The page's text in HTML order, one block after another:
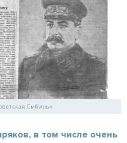
Сибирь»
в том числе очень